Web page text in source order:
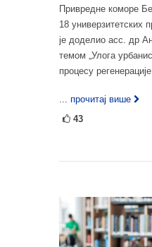
Привредне коморе
18 универзитетских
је доделио асс. др
темом „Улога
процесу
... прочитај више
43